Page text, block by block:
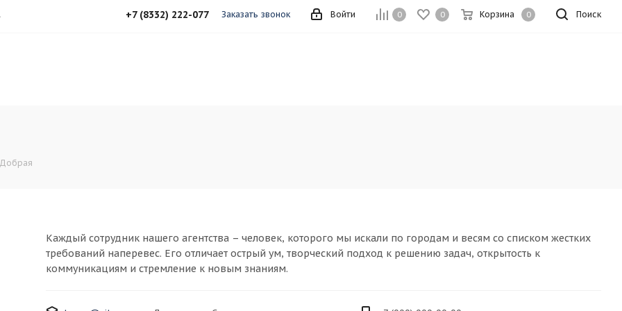
Поиск
0 0 Корзина 0
Войти
+7 (8332) 222-077 Заказать звонок
Каждый сотрудник нашего агентства – человек, которого мы искали по городам и весям со списком жестких
требований наперевес. Его отличает острый ум, творческий подход к решению задач, открытость к
коммуникациям и стремление к новым знаниям.